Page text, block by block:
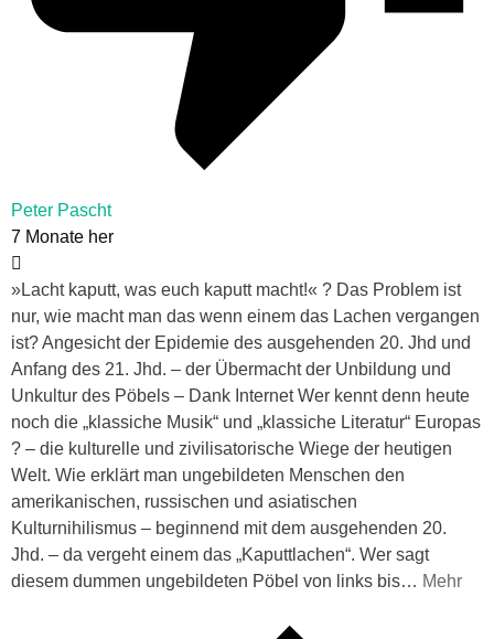
Peter Pascht
7 Monate her
»Lacht kaputt, was euch kaputt macht!« ? Das Problem ist
nur, wie macht man das wenn einem das Lachen vergangen
ist? Angesicht der Epidemie des ausgehenden 20. Jhd und
Anfang des 21. Jhd. – der Übermacht der Unbildung und
Unkultur des Pöbels – Dank Internet Wer kennt denn heute
noch die „klassiche Musik“ und „klassiche Literatur“ Europas
? – die kulturelle und zivilisatorische Wiege der heutigen
Welt. Wie erklärt man ungebildeten Menschen den
amerikanischen, russischen und asiatischen
Kulturnihilismus – beginnend mit dem ausgehenden 20.
Jhd. – da vergeht einem das „Kaputtlachen“. Wer sagt
diesem dummen ungebildeten Pöbel von links bis… Mehr